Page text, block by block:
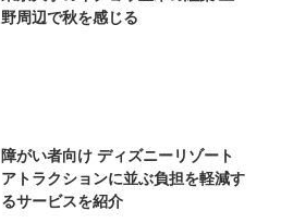
野周辺で秋を感じる
障がい者向け ディズニーリゾート
アトラクションに並ぶ負担を軽減す
るサービスを紹介